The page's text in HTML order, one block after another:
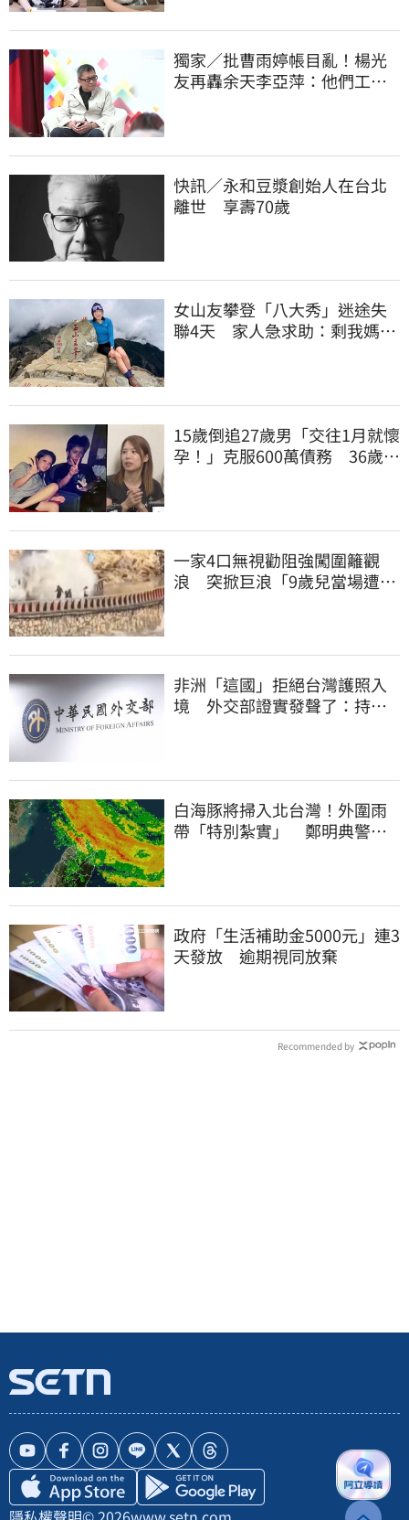
獨家／批曹雨婷帳目亂！楊光
友再轟余天李亞萍：他們工會
快訊／永和豆漿創始人在台北
離世 享壽70歲
女山友攀登「八大秀」迷途失
聯4天 家人急求助：剩我媽還
15歲倒追27歲男「交往1月就懷
孕！」克服600萬債務 36歲美
一家4口無視勸阻強闖圍籬觀
浪 突掀巨浪「9歲兒當場遭捲
非洲「這國」拒絕台灣護照入
境 外交部證實發聲了：持續
白海豚將掃入北台灣！外圍雨
帶「特別紮實」 鄭明典警告
政府「生活補助金5000元」連3
天發放 逾期視同放棄
Recommended by